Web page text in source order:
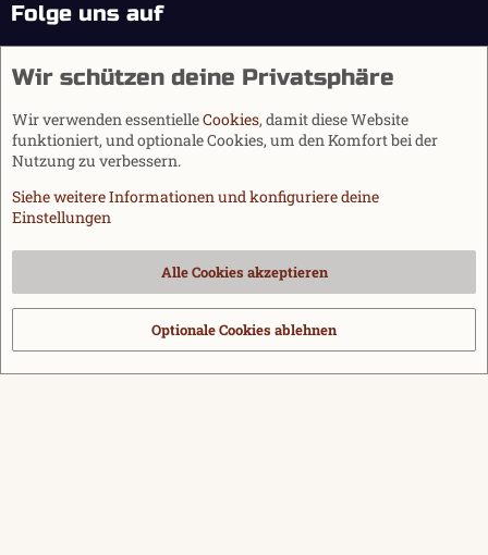
Folge uns auf
Cookies
Datenschutz
Hilfe und Impressum
Start
S
Community platform by XenForo® © 2010-2026 XenForo Ltd.
via s9e/MediaSites
Wir schützen deine Privatsphäre
Wir verwenden essentielleCookies, damit diese Website
funktioniert, und optionale Cookies, um den Komfort bei der
Nutzung zu verbessern.
Siehe weitere Informationen und konfiguriere deine
Einstellungen
Alle Cookies akzeptieren
Optionale Cookies ablehnen